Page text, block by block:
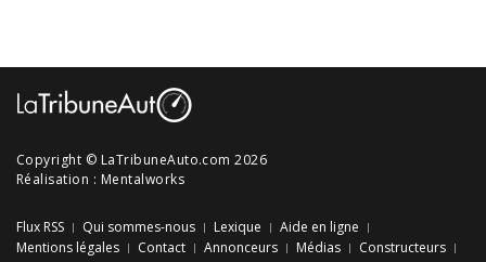
Copyright © LaTribuneAuto.com 2026
Réalisation : Mentalworks
Flux RSS Qui sommes-nous Lexique
Aide en ligne
Mentions légales
Contact Annonceurs Médias
Constructeurs